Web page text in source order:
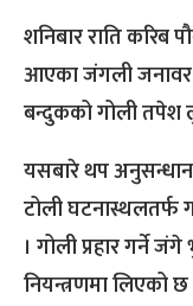
शनिबार राति करिब
आएका जंगली जनावर
बन्दुकको गोली तपेश
यसबारे थप अनुसन्धान
टोली घटनास्थलतर्फ
। गोली प्रहार गर्ने
नियन्त्रणमा लिएको छ